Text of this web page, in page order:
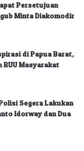
Persetujuan
Minta Diakomodir
di Papua Barat,
RUU Masyarakat
Segera Lakukan
Idorway dan Dua